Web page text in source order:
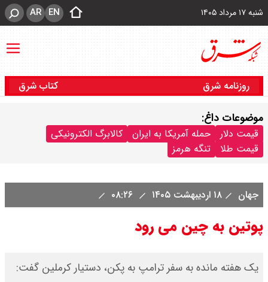
شنبه ۱۷ مرداد ۱۴۰۵ EN
AR
روزنامه شرق کتاب شرق
موضوعات داغ:
قیمت دلار حمله آمریکا به ایران
کالابرگ الکترونیکی
قیمت طلا
تنگه هرمز
جهان ۱۸ اردیبهشت ۱۴۰۵
پوتین به چین می رود
یک هفته مانده به سفر ترامپ به پکن، دستیار کرملین گفت: